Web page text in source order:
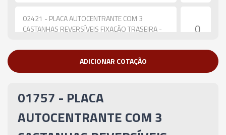
02421 - PLACA AUTOCENTRANTE COM 3
CASTANHAS REVERSÍVEIS FIXAÇÃO TRASEIRA -
02422 - PLACA AUTOCENTRANTE COM 3
05663 - PLACA AUTOCENTRANTE COM 3
ADICIONAR COTAÇÃO
01757 - PLACA
AUTOCENTRANTE COM 3